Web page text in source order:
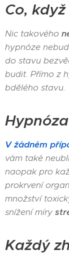
Co,
Nic takového
hypnóze
do stavu
budit. Přímo z
bdělého stavu.
V žádném
vám také
naopak pro
prokrvení
množství
snížení míry
Každý